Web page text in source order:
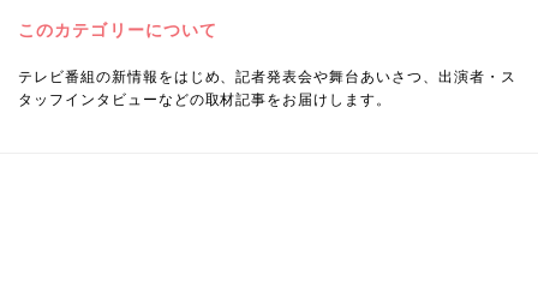
このカテゴリーについて
テレビ番組の新情報をはじめ、記者発表会や舞台あいさつ、出演者・ス
タッフインタビューなどの取材記事をお届けします。